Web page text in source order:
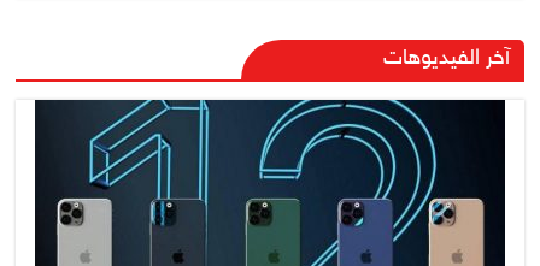
الدخيل والشمري يبحثان الملفات
الأمنية في نينوى وجهود دعم
الاستقرار
No Comment
الراتب كل 40 يوماً.. مستشار الزيدي
المالي يتحدث عن فرضية “كسب
الزمن” لجمع الإيرادات
6 أغسطس، 2026 No Comment
آخر الفيديوهات